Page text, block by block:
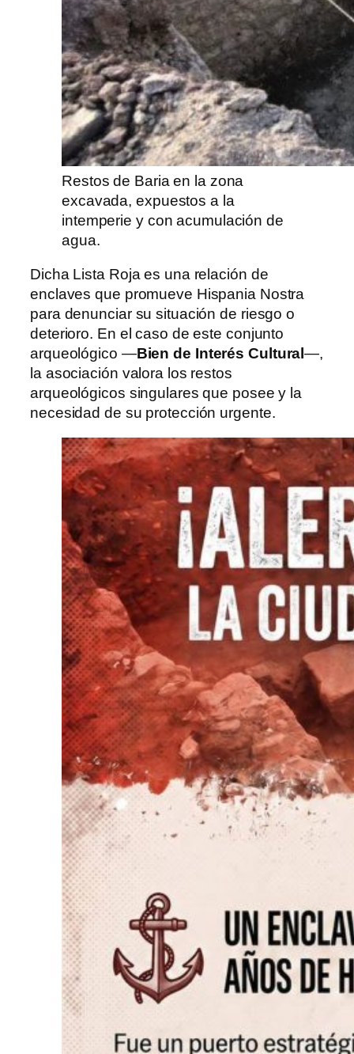
Restos de Baria en la zona
excavada, expuestos a la
intemperie y con acumulación de
agua.
Dicha Lista Roja es una relación de
enclaves que promueve Hispania Nostra
para denunciar su situación de riesgo o
deterioro. En el caso de este conjunto
arqueológico —Bien de Interés Cultural—,
la asociación valora los restos
arqueológicos singulares que posee y la
necesidad de su protección urgente.